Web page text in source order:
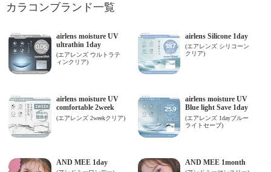
カラコンブランド一覧